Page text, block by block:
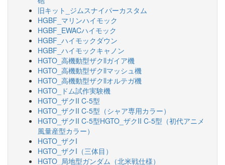
旧キット_ジムスナイパーカスタム
HGBF_マリンハイモック
HGBF_EWACハイモック
HGBF_ハイモックダウン
HGBF_ハイモックキャノン
HGTO_高機動型ザクllガイア機
HGTO_高機動型ザクllマッシュ機
HGTO_高機動型ザクllオルテガ機
HGTO_ドム試作実験機
HGTO_ザクII C-5型
HGTO_ザクII C-5型（シャア専用カラー）
HGTO_ザクII C-5型HGTO_ザクII C-5型（初代アニメ
風量産型カラー）
HGTO_ザクI
HGTO_ザクI（三体目）
HGTO_局地型ガンダム（北米戦仕様）